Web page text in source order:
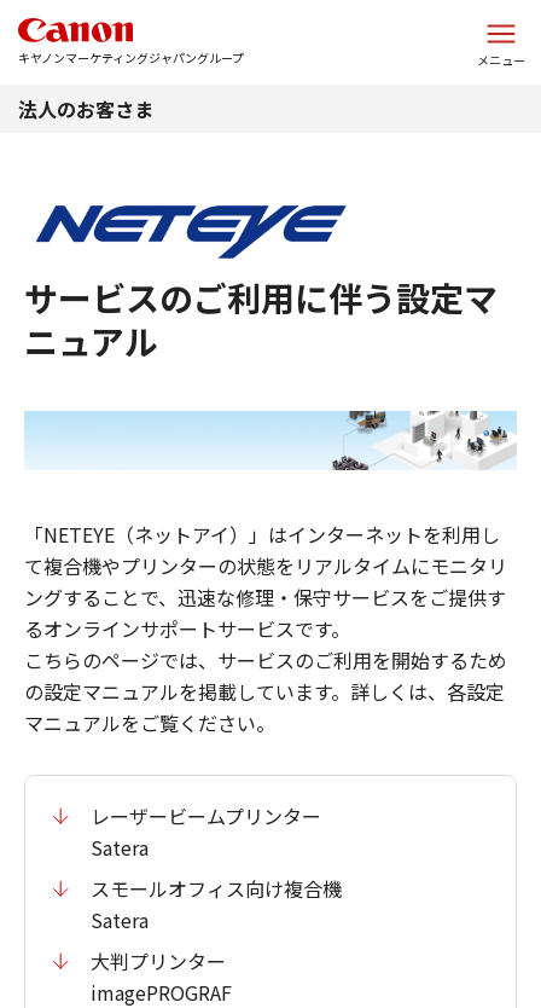
キヤノンマーケティングジャパングループ メニュー
法人のお客さま
サービスのご利用に伴う設定マ
ニュアル
「NETEYE（ネットアイ）」はインターネットを利用し
て複合機やプリンターの状態をリアルタイムにモニタリ
ングすることで、迅速な修理・保守サービスをご提供す
るオンラインサポートサービスです。
こちらのページでは、サービスのご利用を開始するため
の設定マニュアルを掲載しています。詳しくは、各設定
マニュアルをご覧ください。
レーザービームプリンター
Satera
スモールオフィス向け複合機
Satera
大判プリンター
imagePROGRAF